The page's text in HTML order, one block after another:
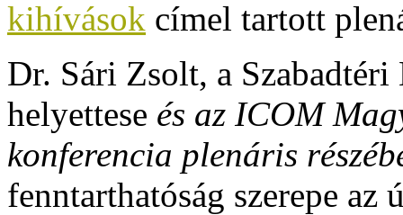
kihívások címel tartott
Dr. Sári Zsolt, a
helyettese és az ICOM
konferencia plenáris
fenntarthatóság szerepe